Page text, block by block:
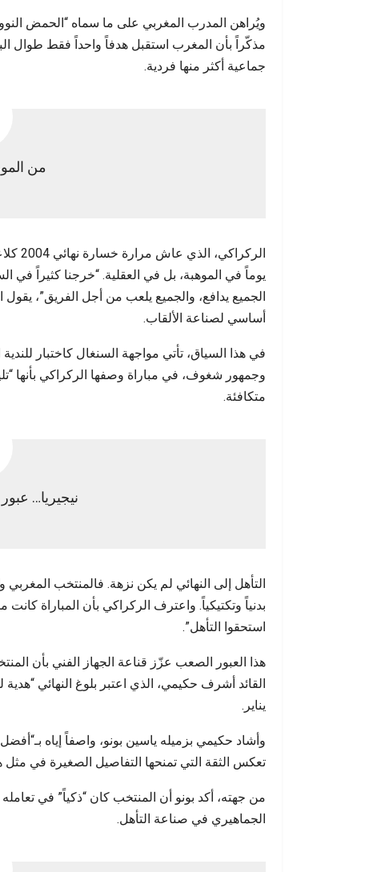
ويُراهن المدرب المغربي على ما سماه “الحمض
مذكّراً بأن المغرب استقبل هدفاً واحداً فقط طوال
جماعية أكثر منها فردية.
من
يوماً في الموهبة، بل في العقلية. “خرجنا كثيراً في
الجميع يدافع، والجميع يلعب من أجل الفريق”،
أساسي لصناعة الألقاب.
في هذا السياق، تأتي مواجهة السنغال كاختبار
وجمهور شغوف، في مباراة وصفها الركراكي بأنها
متكافئة.
نيجيريا…
التأهل إلى النهائي لم يكن نزهة. فالمنتخب
بدنياً وتكتيكياً. واعترف الركراكي بأن المباراة
استحقوا التأهل”.
هذا العبور الصعب عزّز قناعة الجهاز الفني بأن
يناير.
وأشاد حكيمي بزميله ياسين بونو، واصفاً إياه
تعكس الثقة التي تمنحها التفاصيل الصغيرة في مثل
من جهته، أكد بونو أن المنتخب كان “ذكياً” في
الجماهيري في صناعة التأهل.